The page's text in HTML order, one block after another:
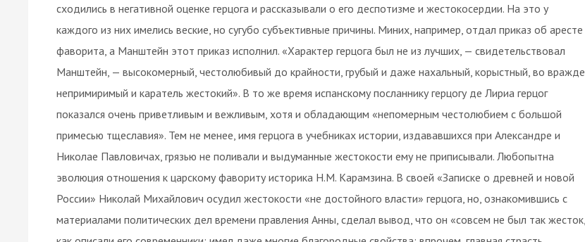
сходились в негативной оценке герцога и рассказывали о его деспотизме и жестокосердии. На это у
каждого из них имелись веские, но сугубо субъективные причины. Миних, например, отдал приказ об аресте
фаворита, а Манштейн этот приказ исполнил. «Характер герцога был не из лучших, — свидетельствовал
Манштейн, — высокомерный, честолюбивый до крайности, грубый и даже нахальный, корыстный, во вражде
непримиримый и каратель жестокий». В то же время испанскому посланнику герцогу де Лириа герцог
показался очень приветливым и вежливым, хотя и обладающим «непомерным честолюбием с большой
примесью тщеславия». Тем не менее, имя герцога в учебниках истории, издававшихся при Александре и
Николае Павловичах, грязью не поливали и выдуманные жестокости ему не приписывали. Любопытна
эволюция отношения к царскому фавориту историка Н.М. Карамзина. В своей «Записке о древней и новой
России» Николай Михайлович осудил жестокости «не достойного власти» герцога, но, ознакомившись с
материалами политических дел времени правления Анны, сделал вывод, что он «совсем не был так жесток,